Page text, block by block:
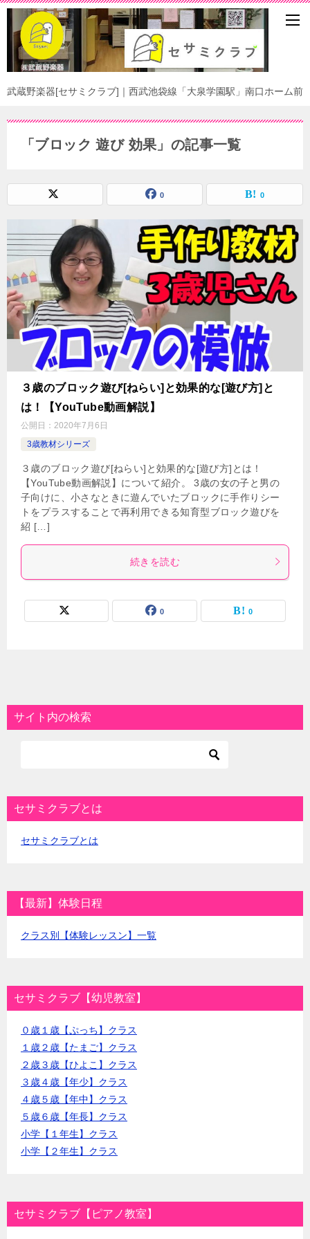
武蔵野楽器[セサミクラブ]｜西武池袋線「大泉学園駅」南口ホーム前
「ブロック 遊び 効果」の記事一覧
0 0
３歳のブロック遊び[ねらい]と効果的な[遊び方]と
は！【YouTube動画解説】
公開日： 2020年7月6日
3歳教材シリーズ
３歳のブロック遊び[ねらい]と効果的な[遊び方]とは！
【YouTube動画解説】について紹介。 3歳の女の子と男の
子向けに、小さなときに遊んでいたブロックに手作りシー
トをプラスすることで再利用できる知育型ブロック遊びを
紹 […]
続きを読む
0 0
サイト内の検索
セサミクラブとは
セサミクラブとは
【最新】体験日程
クラス別【体験レッスン】一覧
セサミクラブ【幼児教室】
０歳１歳【ぷっち】クラス
１歳２歳【たまご】クラス
２歳３歳【ひよこ】クラス
３歳４歳【年少】クラス
４歳５歳【年中】クラス
５歳６歳【年長】クラス
小学【１年生】クラス
小学【２年生】クラス
セサミクラブ【ピアノ教室】